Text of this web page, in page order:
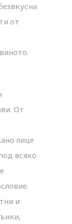
от
От
лице
всяко
и